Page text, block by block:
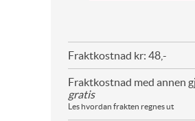
Fraktkostnad kr: 48,-
Fraktkostnad med annen
gratis
Les hvordan frakten regnes ut